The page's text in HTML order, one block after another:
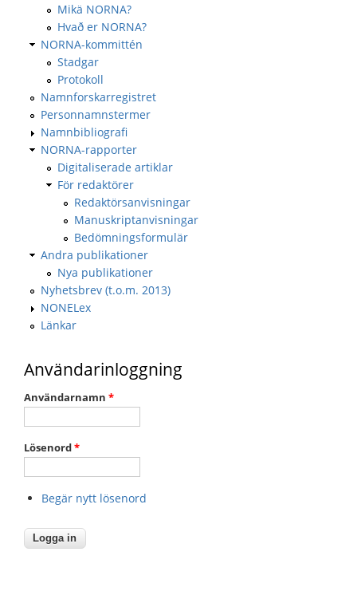
Mikä NORNA?
Hvað er NORNA?
NORNA-kommittén
Stadgar
Protokoll
Namnforskarregistret
Personnamnstermer
Namnbibliografi
NORNA-rapporter
Digitaliserade artiklar
För redaktörer
Redaktörsanvisningar
Manuskriptanvisningar
Bedömningsformulär
Andra publikationer
Nya publikationer
Nyhetsbrev (t.o.m. 2013)
NONELex
Länkar
Användarinloggning
Användarnamn *
Lösenord*
Begär nytt lösenord